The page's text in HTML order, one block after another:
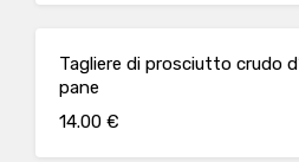
Tagliere di prosciutto crudo
pane
14.00 €